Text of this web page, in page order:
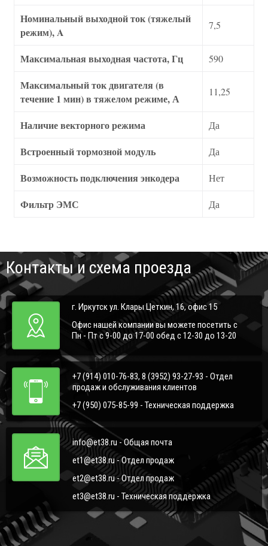
Номинальный выходной ток (тяжелый
режим), A
7,5
Максимальная выходная частота, Гц 590
Максимальный ток двигателя (в
течение 1 мин) в тяжелом режиме, А
11,25
Наличие векторного режима Да
Встроенный тормозной модуль Да
Возможность подключения энкодера Нет
Фильтр ЭМС Да
Контакты и схема проезда
г. Иркутск ул. Клары Цеткин, 16, офис 15
Офис нашей компании вы можете посетить с
Пн - Пт с 9-00 до 17-00 обед с 12-30 до 13-20
+7 (914) 010-76-83, 8 (3952) 93-27-93 - Отдел
продаж и обслуживания клиентов
+7 (950) 075-85-99 - Техническая поддержка
info@et38.ru - Общая почта
et1@et38.ru - Отдел продаж
et2@et38.ru - Отдел продаж
et3@et38.ru - Техническая поддержка